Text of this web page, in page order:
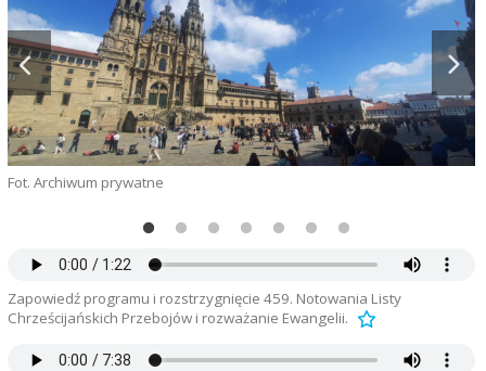
Fot. Archiwum prywatne
Zapowiedź programu i rozstrzygnięcie 459. Notowania Listy
Chrześcijańskich Przebojów i rozważanie Ewangelii.